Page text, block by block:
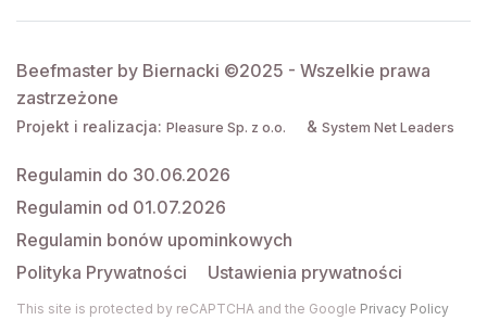
Beefmaster by Biernacki ©2025 - Wszelkie prawa
zastrzeżone
Projekt i realizacja: Pleasure Sp. z o.o. & System Net Leaders
Regulamin do 30.06.2026
Regulamin od 01.07.2026
Regulamin bonów upominkowych
Polityka Prywatności
Ustawienia prywatności
This site is protected by reCAPTCHA and the Google Privacy Policy